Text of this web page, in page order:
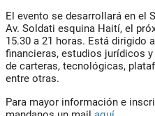
El evento se desarrollará en el
Av. Soldati esquina Haití, el
15.30 a 21 horas. Está dirigido
financieras, estudios jurídicos
de carteras, tecnológicas,
entre otras.
Para mayor información e